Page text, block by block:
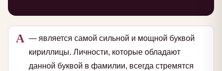
А — является самой сильной и мощной буквой
кириллицы. Личности, которые обладают
данной буквой в фамилии, всегда стремятся